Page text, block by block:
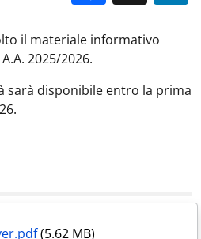
il materiale informativo
2025/2026.
sarà disponibile entro la prima
(5.62 MB)